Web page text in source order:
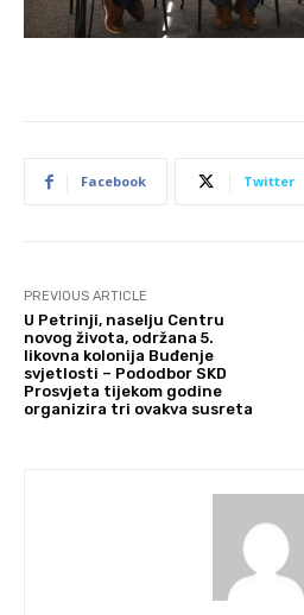
Facebook Twitter
PREVIOUS ARTICLE
U Petrinji, naselju Centru
novog života, održana 5.
likovna kolonija Buđenje
svjetlosti – Pododbor SKD
Prosvjeta tijekom godine
organizira tri ovakva susreta